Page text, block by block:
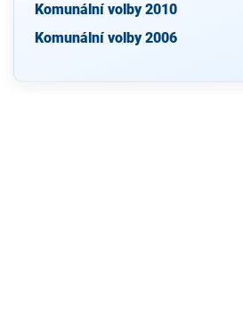
Komunální volby 2010
Komunální volby 2006